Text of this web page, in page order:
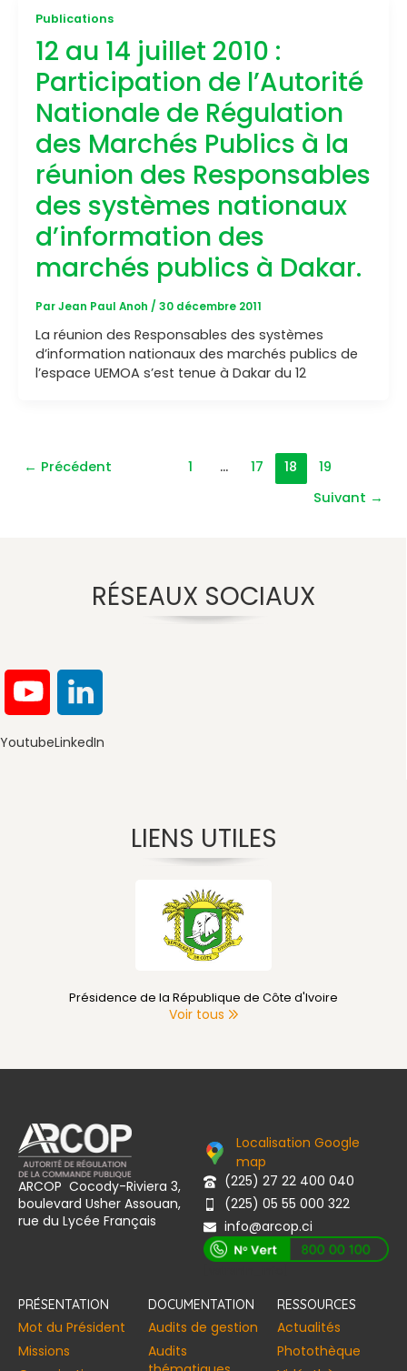
Publications
12 au 14 juillet 2010 :
Participation de l’Autorité
Nationale de Régulation
des Marchés Publics à la
réunion des Responsables
des systèmes nationaux
d’information des
marchés publics à Dakar.
ParJean Paul Anoh /30 décembre 2011
La réunion des Responsables des systèmes
d’information nationaux des marchés publics de
l’espace UEMOA s’est tenue à Dakar du 12
← Précédent 1 … 17 18
19
Suivant →
RÉSEAUX SOCIAUX
YoutubeLinkedIn
LIENS UTILES
Présidence de la République de Côte d'Ivoire
Voir tous
ARCOP Cocody-Riviera 3,
boulevard Usher Assouan,
rue du Lycée Français
Localisation Google
map
(225) 27 22 400 040
(225) 05 55 000 322
info@arcop.ci
PRÉSENTATION
Mot du Président
Missions
DOCUMENTATION
Audits de gestion
Audits
RESSOURCES
Actualités
Photothèque